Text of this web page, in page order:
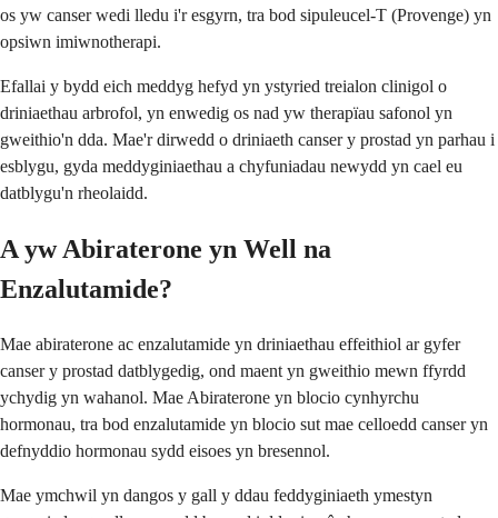
os yw canser wedi lledu i'r esgyrn, tra bod sipuleucel-T (Provenge) yn
opsiwn imiwnotherapi.
Efallai y bydd eich meddyg hefyd yn ystyried treialon clinigol o
driniaethau arbrofol, yn enwedig os nad yw therapïau safonol yn
gweithio'n dda. Mae'r dirwedd o driniaeth canser y prostad yn parhau i
esblygu, gyda meddyginiaethau a chyfuniadau newydd yn cael eu
datblygu'n rheolaidd.
A yw Abiraterone yn Well na
Enzalutamide?
Mae abiraterone ac enzalutamide yn driniaethau effeithiol ar gyfer
canser y prostad datblygedig, ond maent yn gweithio mewn ffyrdd
ychydig yn wahanol. Mae Abiraterone yn blocio cynhyrchu
hormonau, tra bod enzalutamide yn blocio sut mae celloedd canser yn
defnyddio hormonau sydd eisoes yn bresennol.
Mae ymchwil yn dangos y gall y ddau feddyginiaeth ymestyn